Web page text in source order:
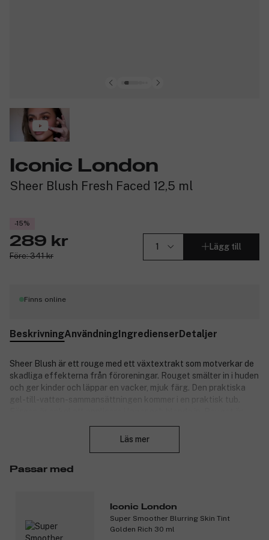
Iconic London
Sheer Blush Fresh Faced 12,5 ml
-15%
289 kr
Före: 341 kr
Lägg till
Finns online
BeskrivningAnvändningIngredienserDetaljer
Sheer Blush är ett rouge med ett växtextrakt som motverkar de
skadliga effekterna från föroreningar. Rouget smälter in i huden
och ger kinder och läppar en vacker, mjuk färg. Den praktiska
gel-till-vatten-sammansättningen kommer i en praktisk tub.
Läs mer
Passar med
Iconic London
Super Smoother Blurring Skin Tint
Golden Rich 30 ml